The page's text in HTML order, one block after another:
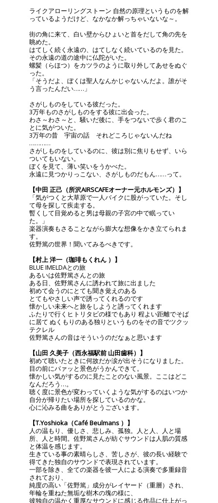
ライクアローリングストーン 自然の原理というものを解
っているようだけど、なかなか解っちゃいないな～。
街の角に来て、白い壁からひょいと首をだして角の先を
眺めた。
はてしく続く永遠の、はてしなく続いているのを見た。
その永遠の道の途中に仏陀がいた。
螺髪（らほつ）をカツラのように取り外してあせをぬぐ
った。
「そうだよ、ぼくは聖人なんかじゃないんだよ。誰がそ
う言ったんだい……」
さがしものをしている彼だった。
3万年ものさがしものをする彼に出会った。
わさ～わさ～と、騒いだ後に、手をつないで歩く君のこ
とに気がついた。
3万年の昔 宇宙の話 それどころじゃないんだね
…………
さがしものをしているのに、彼は別に焦りもせず、いら
ついてもいない。
ぼくを見て、薄い笑いをうかべた。
永遠に見つかりっこない、さがしものだもん……って。
【中田 正己（所沢AIRSCAFEオーナー元ホルモンズ）】
「気がつくと大草原で一人バイクに股がっていた。そし
て母を探して疾走する。
暫くして目覚めると男は母親の子宮の中で眠ってい
た。」
楽器演奏もさることながら膨大な想像をかき立てられま
す。
佐野篤の世界！聞いてみるべきです。
【村上 洋一（珈琲もくれん ）】
BLUE IMELDAとの旅
あるいは佐野篤さんとの旅
ある日、佐野篤さんに誘われて旅に出ました
初めて会うのにとても聞き覚えのある
とてもやさしい声で誘ってくれるのです
懐かしい未来へと旅をしようと誘ってくれます
ふたりで行くヒトリタビの様でもあり 程よい距離でそば
に居て ぬくもりのある独りというものをその音でツクッ
テクレル
佐野篤さんの音はそういうのだなぁと思います
【山田 久美子（西永福駅前 山田歯科）】
初めて聴いたときに何故だか涙が出そうになりました。
目の前にパァッと景色がうかんできて。
懐かしい気がするのに見たことのない風景。ここはどこ
なんだろう…。
聴く度に景色が変わっていくような気がするのはいつか
自分が帰りたい場所を探しているのかな。
心に沁みる曲をありがとうございます。
【T.Yoshioka（Café Beulmans ）】
人の温もり、優しさ、悲しみ、孤独。人と人、人と場
所、人と時間。佐野篤さんが紡ぐサウンドは人肌の質感
と体温を感じます。
生きている事の素晴らしさ、苦しさが、彼の長い経験で
得てきた独自のサウンドで表現されています。
一部を除き、全ての楽器を彼一人による演奏で多重録音
されており、
純度の高い「佐野篤」成分がレイヤード（重層）され、
年輪を重ねた無垢な樹木の塊の様に、
彼独自の温かく重厚なサウンドに感じる作品に仕上がっ